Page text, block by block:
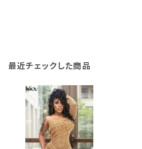
最近チェックした商品